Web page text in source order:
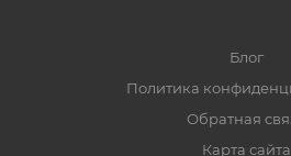
Блог
Политика
Обратная
Карта сайта